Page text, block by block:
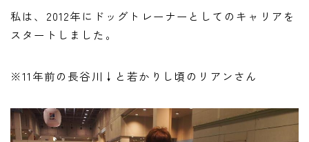
私は、2012年にドッグトレーナーとしてのキャリアを
スタートしました。
※11年前の長谷川↓と若かりし頃のリアンさん